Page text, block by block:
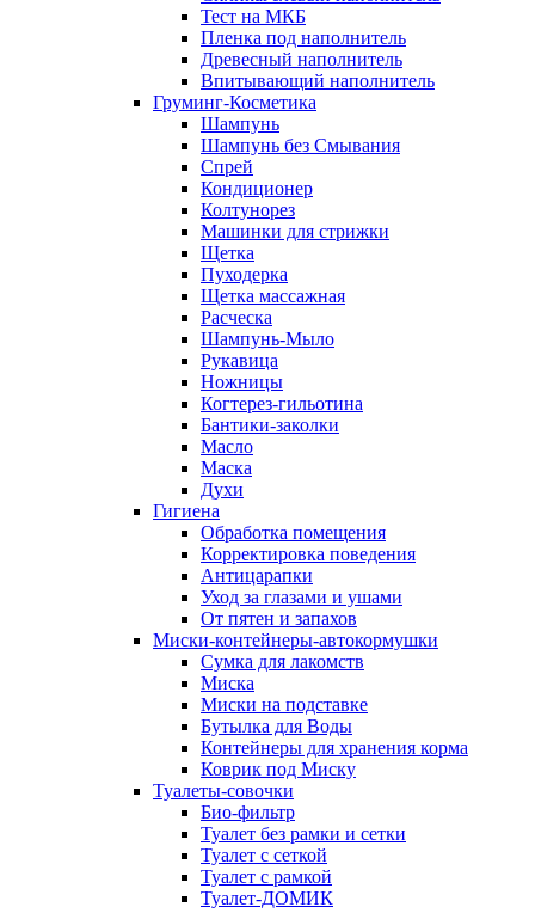
Тест на МКБ
Пленка под наполнитель
Древесный наполнитель
Впитывающий наполнитель
Груминг-Косметика
Шампунь
Шампунь без Смывания
Спрей
Кондиционер
Колтунорез
Машинки для стрижки
Щетка
Пуходерка
Щетка массажная
Расческа
Шампунь-Мыло
Рукавица
Ножницы
Когтерез-гильотина
Бантики-заколки
Масло
Маска
Духи
Гигиена
Обработка помещения
Корректировка поведения
Антицарапки
Уход за глазами и ушами
От пятен и запахов
Миски-контейнеры-автокормушки
Сумка для лакомств
Миска
Миски на подставке
Бутылка для Воды
Контейнеры для хранения корма
Коврик под Миску
Туалеты-совочки
Био-фильтр
Туалет без рамки и сетки
Туалет с сеткой
Туалет с рамкой
Туалет-ДОМИК